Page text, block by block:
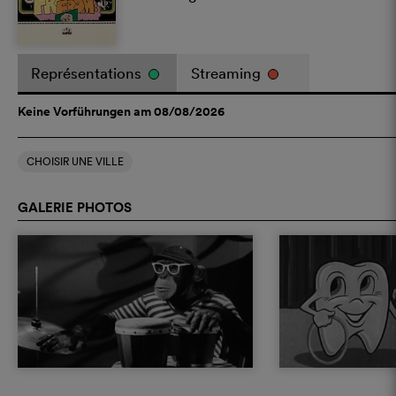
Représentations Streaming
Keine Vorführungen am 08/08/2026
CHOISIR UNE VILLE
GALERIE PHOTOS